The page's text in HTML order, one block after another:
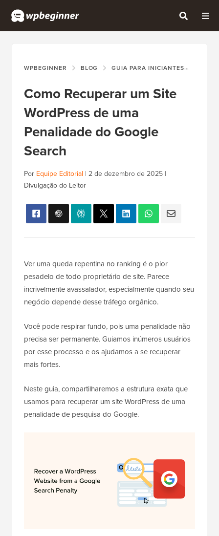
WPBEGINNER BLOG GUIA PARA INICIANTES
Como Recuperar um Site
WordPress de uma
Penalidade do Google
Search
Por Equipe Editorial | 2 de dezembro de 2025 |
Divulgação do Leitor
Ver uma queda repentina no ranking é o pior
pesadelo de todo proprietário de site. Parece
incrivelmente avassalador, especialmente quando seu
negócio depende desse tráfego orgânico.
Você pode respirar fundo, pois uma penalidade não
precisa ser permanente. Guiamos inúmeros usuários
por esse processo e os ajudamos a se recuperar
mais fortes.
Neste guia, compartilharemos a estrutura exata que
usamos para recuperar um site WordPress de uma
penalidade de pesquisa do Google.